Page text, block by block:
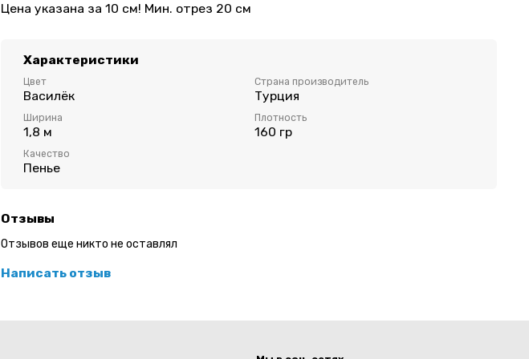
Цена указана за 10 см! Мин. отрез 20 см
Характеристики
Цвет
Василёк
Страна производитель
Турция
Ширина
1,8 м
Плотность
160 гр
Качество
Пенье
Отзывы
Отзывов еще никто не оставлял
Написать отзыв